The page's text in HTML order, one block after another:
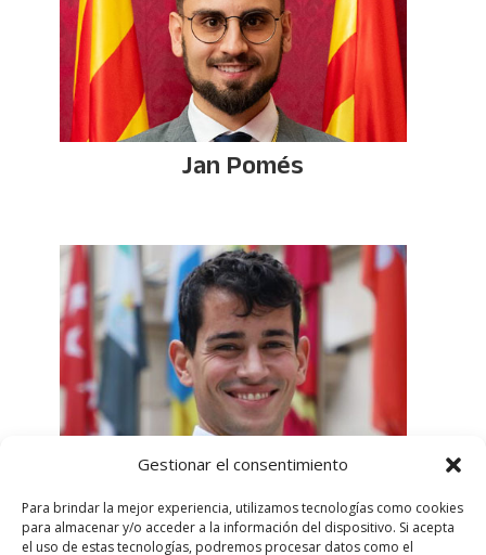
Gestionar el consentimiento
Para brindar la mejor experiencia, utilizamos tecnologías como cookies
para almacenar y/o acceder a la información del dispositivo. Si acepta
el uso de estas tecnologías, podremos procesar datos como el
Jan Pomés